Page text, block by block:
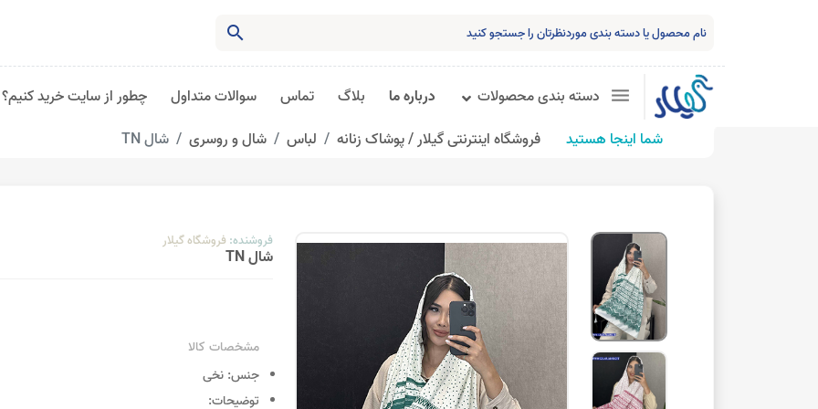
search
دسته بندی محصولات درباره ما بلاگ تماس سوالات متداول چطور از سایت خرید کنیم؟
شما اینجا هستید
فروشگاه اینترنتی گیلار /پوشاک زنانه لباس شال و روسری شال TN
فروشنده: فروشگاه گیلار
شال TN
مشخصات کالا
جنس: نخی
توضیحات: